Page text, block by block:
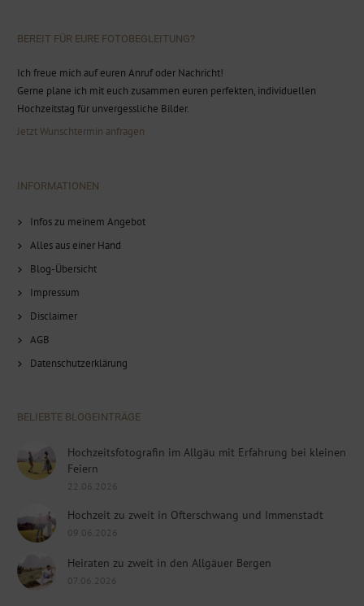
BEREIT FÜR EURE FOTOBEGLEITUNG?
Ich freue mich auf euren Anruf oder Nachricht!
Gerne plane ich mit euch zusammen euren perfekten, individuellen
Hochzeitstag für unvergessliche Bilder.
Jetzt Wunschtermin anfragen
INFORMATIONEN
Infos zu meinem Angebot
Alles aus einer Hand
Blog-Übersicht
Impressum
Disclaimer
AGB
Datenschutzerklärung
BELIEBTE BLOGEINTRÄGE
Hochzeitsfotografin im Allgäu mit Erfahrung bei kleinen
Feiern
22.06.2026
Hochzeit zu zweit in Ofterschwang und Immenstadt
09.06.2026
Heiraten zu zweit in den Allgäuer Bergen
07.06.2026